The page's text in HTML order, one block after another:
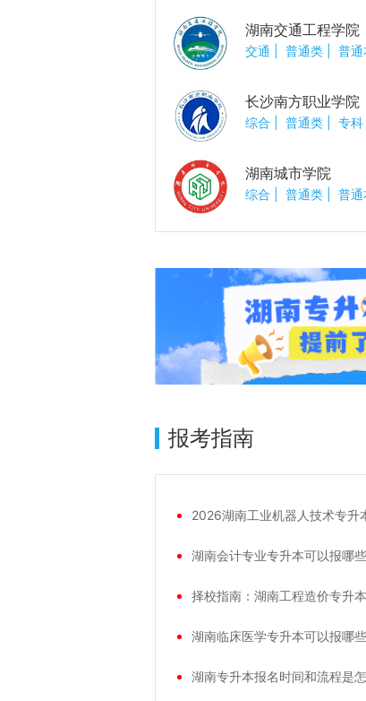
湖南交通工程学院
交通 普通类 普通
长沙南方职业学院
综合 普通类 专科
湖南城市学院
综合 普通类 普
报考指南
2026湖南工业机器人技术专升
湖南会计专业专升本可以报哪
择校指南：湖南工程造价专升
湖南临床医学专升本可以报哪
湖南专升本报名时间和流程是